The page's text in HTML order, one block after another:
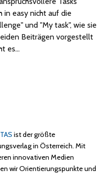
in easy nicht auf die
und "My task", wie sie
Beiträgen vorgestellt
es…
ist der größte
in Österreich. Mit
innovativen Medien
wir Orientierungspunkte und